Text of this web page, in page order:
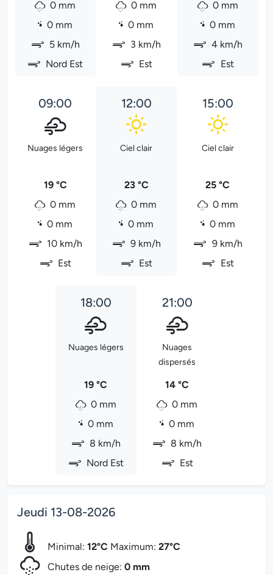
0 mm
0 mm
5 km/h
Nord Est
0 mm
0 mm
3 km/h
Est
0 mm
0 mm
4 km/h
Est
09:00
Nuages légers
19 °C
0 mm
0 mm
10 km/h
Est
12:00
Ciel clair
23 °C
0 mm
0 mm
9 km/h
Est
15:00
Ciel clair
25 °C
0 mm
0 mm
9 km/h
Est
18:00
Nuages légers
19 °C
0 mm
0 mm
8 km/h
Nord Est
21:00
Nuages
dispersés
14 °C
0 mm
0 mm
8 km/h
Est
Jeudi 13-08-2026
Minimal: 12°C Maximum: 27°C
Chutes de neige: 0 mm